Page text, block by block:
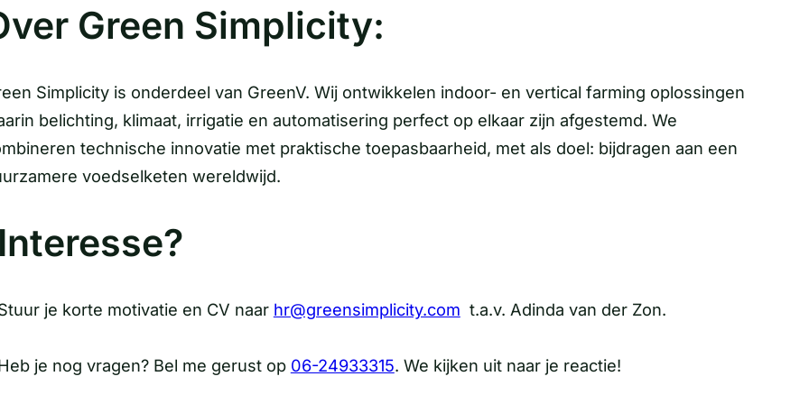
Green Simplicity:
Simplicity is onderdeel van GreenV. Wij ontwikkelen indoor- en vertical farming oplossingen
belichting, klimaat, irrigatie en automatisering perfect op elkaar zijn afgestemd. We
technische innovatie met praktische toepasbaarheid, met als doel: bijdragen aan een
voedselketen wereldwijd.
Interesse?
je korte motivatie en CV naar hr@greensimplicity.com t.a.v. Adinda van der Zon.
je nog vragen? Bel me gerust op 06-24933315. We kijken uit naar je reactie!